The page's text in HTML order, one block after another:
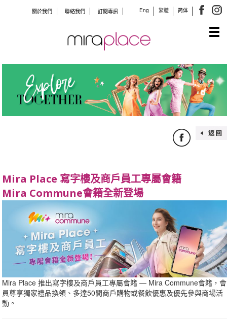
Eng 繁體 简体
關於我們 聯絡我們 訂閱專訊
Mira Place 寫字樓及商戶員工專屬會籍
Mira Commune會籍全新登場
Mira Place 推出寫字樓及商戶員工專屬會籍 — Mira Commune會籍，會
員尊享獨家禮品換領、多達50間商戶購物或餐飲優惠及優先參與商場活
動。